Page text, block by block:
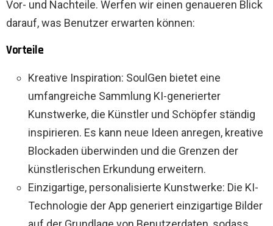
Vor- und Nachteile. Werfen wir einen genaueren Blick
darauf, was Benutzer erwarten können:
Vorteile
Kreative Inspiration: SoulGen bietet eine
umfangreiche Sammlung KI-generierter
Kunstwerke, die Künstler und Schöpfer ständig
inspirieren. Es kann neue Ideen anregen, kreative
Blockaden überwinden und die Grenzen der
künstlerischen Erkundung erweitern.
Einzigartige, personalisierte Kunstwerke: Die KI-
Technologie der App generiert einzigartige Bilder